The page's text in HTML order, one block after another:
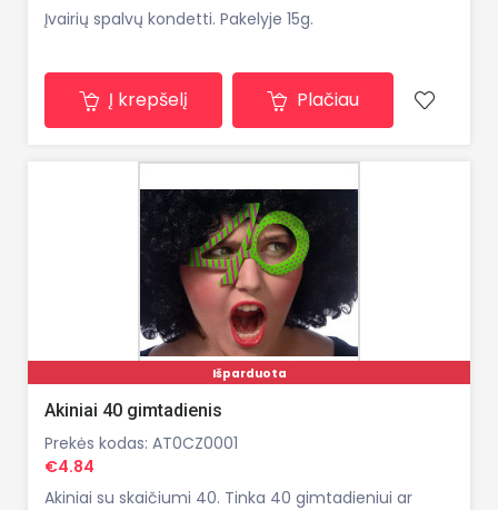
Įvairių spalvų kondetti. Pakelyje 15g.
Į krepšelį Plačiau
Išparduota
Akiniai 40 gimtadienis
Prekės kodas: AT0CZ0001
€4.84
Akiniai su skaičiumi 40. Tinka 40 gimtadieniui ar